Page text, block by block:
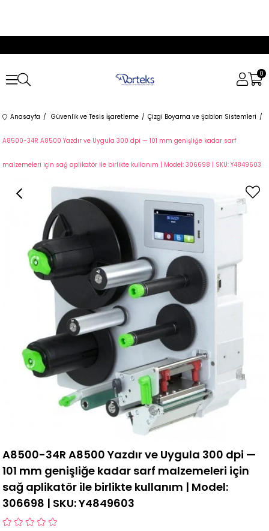
0
Anasayfa Güvenlik ve Tesis İşaretleme Çizgi Boyama ve Şablon Sistemleri
A8500-34R A8500 Yazdır ve Uygula 300 dpi — 101 mm genişliğe kadar sarf
malzemeleri için sağ aplikatör ile birlikte kullanım | Model: 306698 | SKU: Y4849603
A8500-34R A8500 Yazdır ve Uygula 300 dpi —
101 mm genişliğe kadar sarf malzemeleri için
sağ aplikatör ile birlikte kullanım | Model:
306698 | SKU: Y4849603